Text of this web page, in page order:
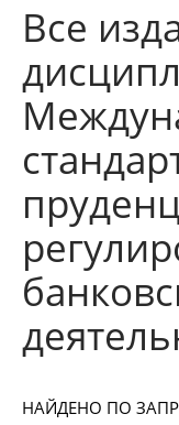
Все
НАЙДЕНО ПО